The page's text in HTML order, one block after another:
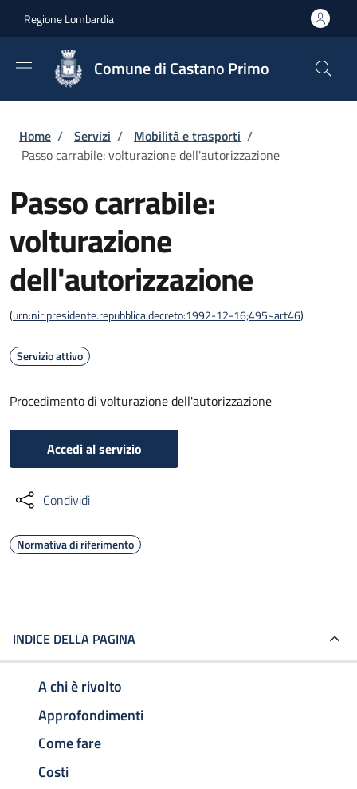
Regione Lombardia
Comune di Castano Primo
Briciole di pane
Home / Servizi / Mobilità e trasporti /
Passo carrabile: volturazione dell'autorizzazione
Passo carrabile:
volturazione
dell'autorizzazione
(urn:nir:presidente.repubblica:decreto:1992-12-16;495~art46)
Servizio attivo
Procedimento di volturazione dell'autorizzazione
Accedi al servizio
Condividi
Normativa di riferimento
INDICE DELLA PAGINA
A chi è rivolto
Approfondimenti
Come fare
Costi